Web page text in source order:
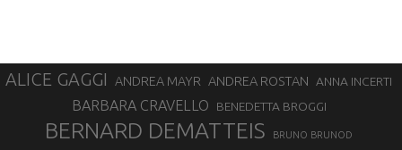
ALICE GAGGI ANDREA MAYR ANDREA ROSTAN ANNA INCERTI
BARBARA CRAVELLO BENEDETTA BROGGI
BERNARD DEMATTEIS BRUNO BRUNOD